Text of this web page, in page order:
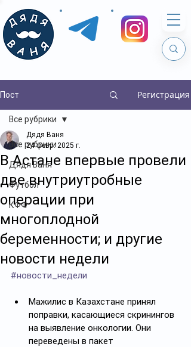
Пост Регистрация
Все рубрики
Дядя Ваня
Футбол
КФФ
Все рубрики
В Астане впервые провели
две внутриутробные
операции при
многоплодной
беременности; и другие
новости недели
Дядя Ваня
24 февр. 2025 г.
#новости_недели
Мажилис в Казахстане принял
поправки, касающиеся скринингов
на выявление онкологии. Они
переведены в пакет